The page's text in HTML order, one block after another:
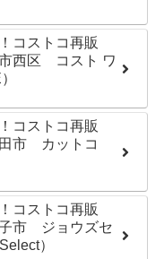
コストコ再販
西区 コスト ワ
コストコ再販
市 カットコ
コストコ再販
市 ジョウズセ
）